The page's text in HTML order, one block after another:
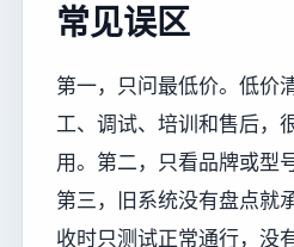
常见误区
第一，只问最低价。低价
工、调试、培训和售后，
用。第二，只看品牌或型
第三，旧系统没有盘点就
收时只测试正常通行，没